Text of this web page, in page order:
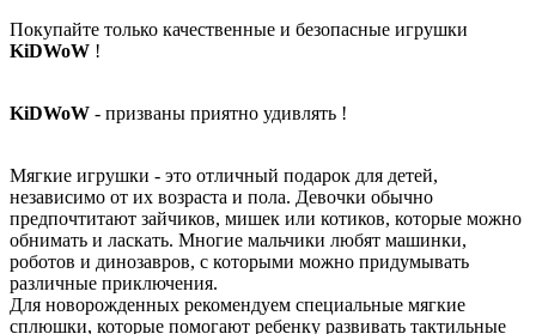
Покупайте только качественные и безопасные игрушки
KiDWoW !
KiDWoW - призваны приятно удивлять !
Мягкие игрушки - это отличный подарок для детей,
независимо от их возраста и пола. Девочки обычно
предпочтитают зайчиков, мишек или котиков, которые можно
обнимать и ласкать. Многие мальчики любят машинки,
роботов и динозавров, с которыми можно придумывать
различные приключения.
Для новорожденных рекомендуем специальные мягкие
сплюшки, которые помогают ребенку развивать тактильные